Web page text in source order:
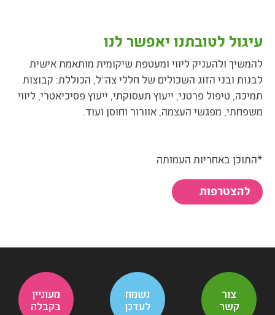
עיגול לטובתנו יאפשר לנו
להמשיך ולהעניק ליווי ומעטפת שיקומית מותאמת אישית
לבנות ובני הזוג השכולים של חללי צה"ל, הכוללת: קבוצות
תמיכה, טיפול פרטני, ייעוץ תעסוקתי, ייעוץ פסיכיאטרי, ליווי
משפחתי, מפגשי העצמה, אוורור וחוסן ועוד.
*התוכן באחריות העמותה
להצטרפות
צור
קשר
נשמח
לעדכן
מעוניין
בקבלה